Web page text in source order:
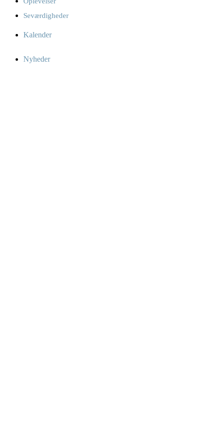
Seværdigheder
Kalender
Nyheder